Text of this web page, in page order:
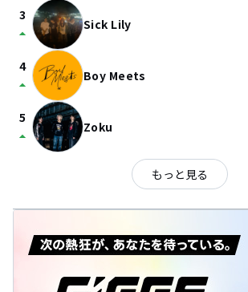
3
arrow_drop_up Sick Lily
4
arrow_drop_up Boy Meets
5
arrow_drop_up Zoku
もっと見る